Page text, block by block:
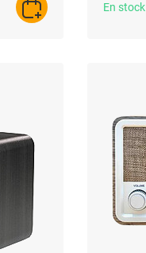
AJOUTER AU PANIER
En stock